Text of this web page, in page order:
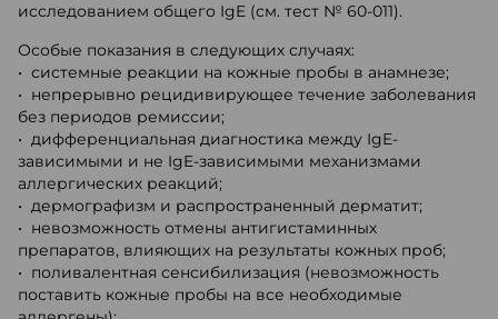
исследованием общего IgE (см. тест № 60-011).
Особые показания в следующих случаях:
• системные реакции на кожные пробы в анамнезе;
• непрерывно рецидивирующее течение заболевания
без периодов ремиссии;
• дифференциальная диагностика между IgE-
зависимыми и не IgE-зависимыми механизмами
аллергических реакций;
• дермографизм и распространенный дерматит;
• невозможность отмены антигистаминных
препаратов, влияющих на результаты кожных проб;
• поливалентная сенсибилизация (невозможность
поставить кожные пробы на все необходимые